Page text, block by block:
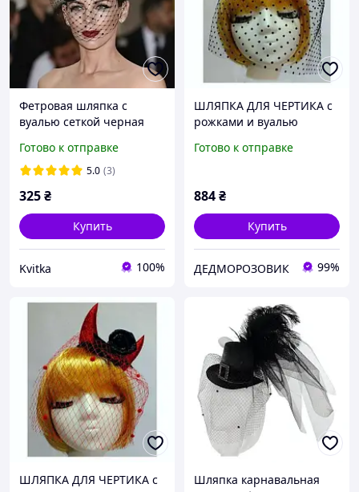
Фетровая шляпка с
вуалью сеткой черная
Готово к отправке
5.0 (3)
325₴
Купить
Kvitka 100%
ШЛЯПКА ДЛЯ ЧЕРТИКА с
рожками и вуалью
Готово к отправке
884₴
Купить
ДЕДМОРОЗОВИК 99%
ШЛЯПКА ДЛЯ ЧЕРТИКА с
Шляпка карнавальная